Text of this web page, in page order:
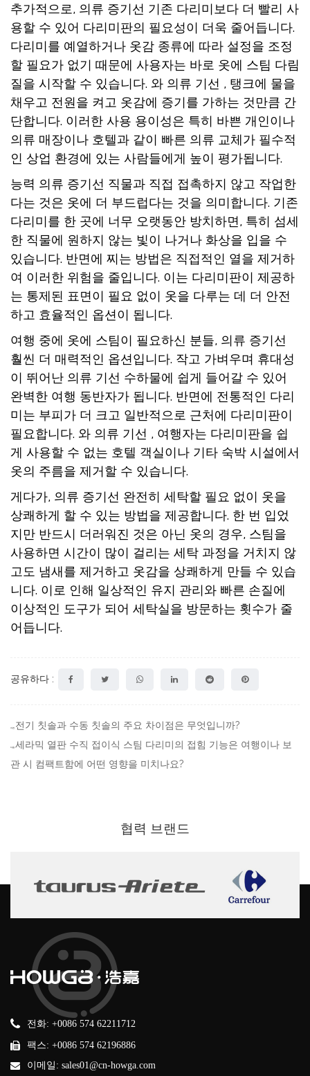
추가적으로, 의류 증기선 기존 다리미보다 더 빨리 사
용할 수 있어 다리미판의 필요성이 더욱 줄어듭니다.
다리미를 예열하거나 옷감 종류에 따라 설정을 조정
할 필요가 없기 때문에 사용자는 바로 옷에 스팀 다림
질을 시작할 수 있습니다. 와 의류 기선 , 탱크에 물을
채우고 전원을 켜고 옷감에 증기를 가하는 것만큼 간
단합니다. 이러한 사용 용이성은 특히 바쁜 개인이나
의류 매장이나 호텔과 같이 빠른 의류 교체가 필수적
인 상업 환경에 있는 사람들에게 높이 평가됩니다.
능력 의류 증기선 직물과 직접 접촉하지 않고 작업한
다는 것은 옷에 더 부드럽다는 것을 의미합니다. 기존
다리미를 한 곳에 너무 오랫동안 방치하면, 특히 섬세
한 직물에 원하지 않는 빛이 나거나 화상을 입을 수
있습니다. 반면에 찌는 방법은 직접적인 열을 제거하
여 이러한 위험을 줄입니다. 이는 다리미판이 제공하
는 통제된 표면이 필요 없이 옷을 다루는 데 더 안전
하고 효율적인 옵션이 됩니다.
여행 중에 옷에 스팀이 필요하신 분들, 의류 증기선
훨씬 더 매력적인 옵션입니다. 작고 가벼우며 휴대성
이 뛰어난 의류 기선 수하물에 쉽게 들어갈 수 있어
완벽한 여행 동반자가 됩니다. 반면에 전통적인 다리
미는 부피가 더 크고 일반적으로 근처에 다리미판이
필요합니다. 와 의류 기선 , 여행자는 다리미판을 쉽
게 사용할 수 없는 호텔 객실이나 기타 숙박 시설에서
옷의 주름을 제거할 수 있습니다.
게다가, 의류 증기선 완전히 세탁할 필요 없이 옷을
상쾌하게 할 수 있는 방법을 제공합니다. 한 번 입었
지만 반드시 더러워진 것은 아닌 옷의 경우, 스팀을
사용하면 시간이 많이 걸리는 세탁 과정을 거치지 않
고도 냄새를 제거하고 옷감을 상쾌하게 만들 수 있습
니다. 이로 인해 일상적인 유지 관리와 빠른 손질에
이상적인 도구가 되어 세탁실을 방문하는 횟수가 줄
어듭니다.
공유하다 :
이전: 전기 칫솔과 수동 칫솔의 주요 차이점은 무엇입니까?
다음: 세라믹 열판 수직 접이식 스팀 다리미의 접힘 기능은 여행이나 보
관 시 컴팩트함에 어떤 영향을 미치나요?
협력 브랜드
전화: +0086 574 62211712
팩스: +0086 574 62196886
이메일: sales01@cn-howga.com